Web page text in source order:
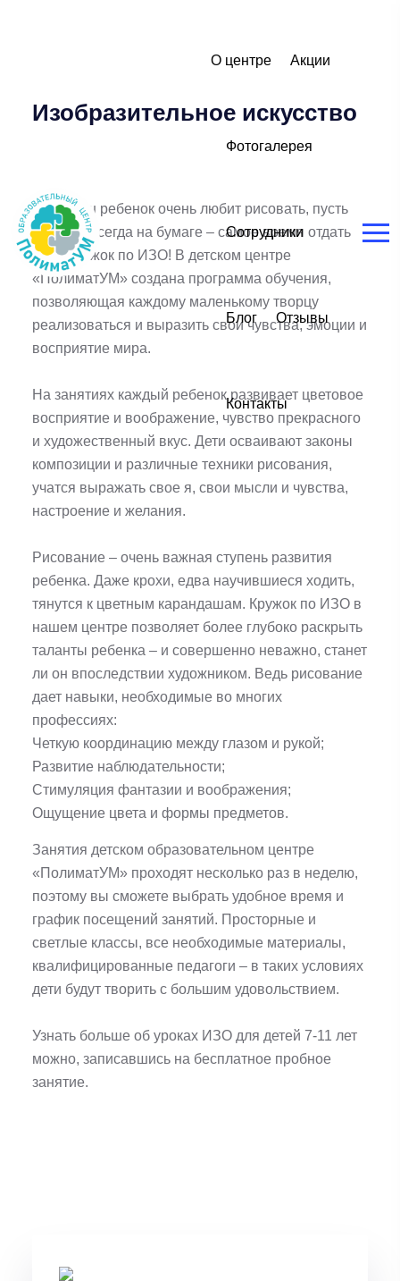
О центре Акции
Фотогалерея
Сотрудники
Блог Отзывы
Контакты
Изобразительное искусство
Если ваш ребенок очень любит рисовать, пусть
даже не всегда на бумаге – самое время отдать
его в кружок по ИЗО! В детском центре
«ПолиматУМ» создана программа обучения,
позволяющая каждому маленькому творцу
реализоваться и выразить свои чувства, эмоции и
восприятие мира.
На занятиях каждый ребенок развивает цветовое
восприятие и воображение, чувство прекрасного
и художественный вкус. Дети осваивают законы
композиции и различные техники рисования,
учатся выражать свое я, свои мысли и чувства,
настроение и желания.
Рисование – очень важная ступень развития
ребенка. Даже крохи, едва научившиеся ходить,
тянутся к цветным карандашам. Кружок по ИЗО в
нашем центре позволяет более глубоко раскрыть
таланты ребенка – и совершенно неважно, станет
ли он впоследствии художником. Ведь рисование
дает навыки, необходимые во многих
профессиях:
Четкую координацию между глазом и рукой;
Развитие наблюдательности;
Стимуляция фантазии и воображения;
Ощущение цвета и формы предметов.
Занятия детском образовательном центре
«ПолиматУМ» проходят несколько раз в неделю,
поэтому вы сможете выбрать удобное время и
график посещений занятий. Просторные и
светлые классы, все необходимые материалы,
квалифицированные педагоги – в таких условиях
дети будут творить с большим удовольствием.
Узнать больше об уроках ИЗО для детей 7-11 лет
можно, записавшись на бесплатное пробное
занятие.